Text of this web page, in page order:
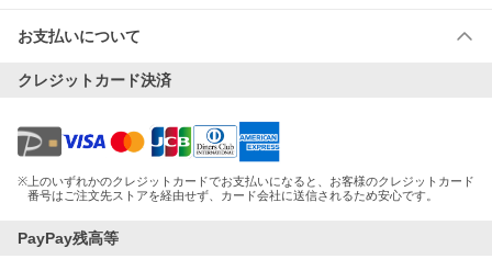
お支払いについて
クレジットカード決済
※ 上のいずれかのクレジットカードでお支払いになると、お客様のクレジットカード
番号はご注文先ストアを経由せず、カード会社に送信されるため安心です。
PayPay残高等